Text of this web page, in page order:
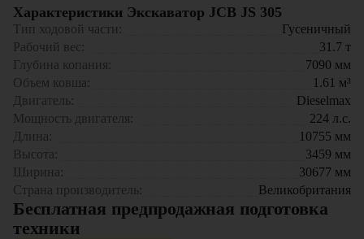
Комфорт
просторная кабина с
удобным управлением и
повышает эффективность
оптимизированный расход
эксплуатационные затраты
Производительность
точная гидравлическая
система позволяет работать с
высокой точностью и
эффективностью
Характеристики Экскаватор JCB JS 305
Тип ходовой части:
Гусеничный
Рабочий вес:
31.7 т
Глубина копания:
7090 мм
Объем ковша:
1.61 м³
Двигатель:
Dieselmax
Мощность двигателя:
224 л.с.
Длина:
10755 мм
Высота:
3459 мм
Ширина:
30677 мм
Страна производитель:
Великобритания
Бесплатная предпродажная подготовка
техники